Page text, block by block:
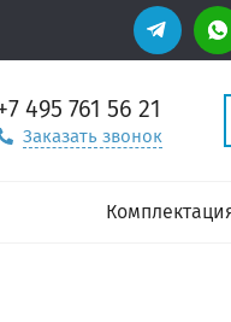
495 761 56 21
Заказать звонок